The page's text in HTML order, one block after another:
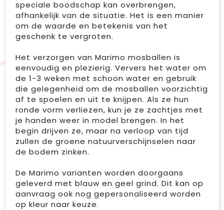
speciale boodschap kan overbrengen,
afhankelijk van de situatie. Het is een manier
om de waarde en betekenis van het
geschenk te vergroten.
Het verzorgen van Marimo mosballen is
eenvoudig en plezierig. Ververs het water om
de 1-3 weken met schoon water en gebruik
die gelegenheid om de mosballen voorzichtig
af te spoelen en uit te knijpen. Als ze hun
ronde vorm verliezen, kun je ze zachtjes met
je handen weer in model brengen. In het
begin drijven ze, maar na verloop van tijd
zullen de groene natuurverschijnselen naar
de bodem zinken.
De Marimo varianten worden doorgaans
geleverd met blauw en geel grind. Dit kan op
aanvraag ook nog gepersonaliseerd worden
op kleur naar keuze.